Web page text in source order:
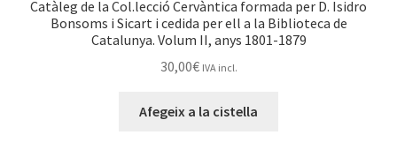
Catàleg de la Col.lecció Cervàntica formada per D. Isidro
Bonsoms i Sicart i cedida per ell a la Biblioteca de
Catalunya. Volum II, anys 1801-1879
30,00€ IVA incl.
Afegeix a la cistella